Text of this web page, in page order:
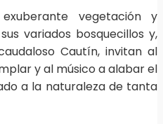
vegetación y
variados bosquecillos y,
Cautín, invitan al
y al músico a alabar el
a la naturaleza de tanta